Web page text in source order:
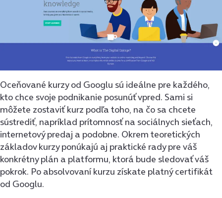
Oceňované kurzy od Googlu sú ideálne pre každého,
kto chce svoje podnikanie posunúť vpred. Sami si
môžete zostaviť kurz podľa toho, na čo sa chcete
sústrediť, napríklad prítomnosť na sociálnych sieťach,
internetový predaj a podobne. Okrem teoretických
základov kurzy ponúkajú aj praktické rady pre váš
konkrétny plán a platformu, ktorá bude sledovať váš
pokrok. Po absolvovaní kurzu získate platný certifikát
od Googlu.